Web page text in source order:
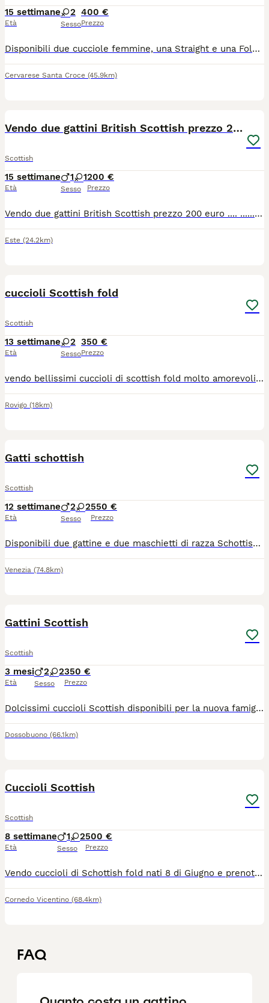
15 settimane
Età
2
Sesso
400 €
Prezzo
Disponibili due cucciole femmine, una Straight e una Fold. Nate da genitori entrambi di mia proprietà, sono già indipendenti e molto affettuose. Verranno cedute vaccinate e sverminate.
Cervarese Santa Croce (45.9km)
Vendo due gattini British Scottish prezzo 200euro
Scottish
15 settimane
Età
1 1
Sesso
200 €
Prezzo
Vendo due gattini British Scottish prezzo 200 euro .... ............ Tel. Wattap 3276617173
Este (24.2km)
cuccioli Scottish fold
Scottish
13 settimane
Età
2
Sesso
350 €
Prezzo
vendo bellissimi cuccioli di scottish fold molto amorevoli e coccoloni. saranno pronti per la prima settimana di luglio e vengono ceduti già sverminati, con prima vaccinazione, libretto sanitario e abituati ad usare la lettiera in autonomia, che aspetti? prenota ora il tuo pelosino. per ulteriori foto o info scrivimi in privato
Rovigo (18km)
Gatti schottish
Scottish
12 settimane
Età
2 2
Sesso
550 €
Prezzo
Disponibili due gattine e due maschietti di razza Schottish. No Pedigree. Sono nati il 12 maggio. Vengono ceduti vaccinati, sverminate e con il libretto sanitario del Medico Veterinario. Vanno già sulla lettiera. Si cedono a partire dal 12 agosto.
Venezia (74.8km)
Gattini Scottish
Scottish
3 mesi
Età
2 2
Sesso
350 €
Prezzo
Dolcissimi cuccioli Scottish disponibili per la nuova famiglia ,mangiano da soli e usano la lettiera, Sono molto adorabili e giocherellone Amano stare nella compagnia delle persone Sono già sterminati Per informazioni e foto, scrivetemi
Dossobuono (66.1km)
Cuccioli Scottish
Scottish
8 settimane
Età
1 2
Sesso
500 €
Prezzo
Vendo cuccioli di Schottish fold nati 8 di Giugno e prenotabili da ora disponibili il 10 di Agosto circa
Cornedo Vicentino (68.4km)
FAQ